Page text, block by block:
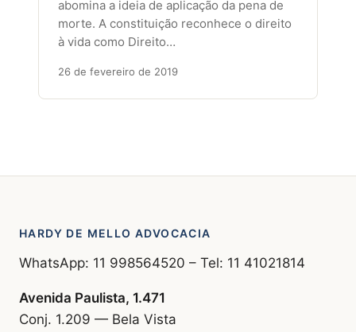
abomina a ideia de aplicação da pena de
morte. A constituição reconhece o direito
à vida como Direito…
26 de fevereiro de 2019
HARDY DE MELLO ADVOCACIA
WhatsApp: 11 998564520 – Tel: 11 41021814
Avenida Paulista, 1.471
Conj. 1.209 — Bela Vista